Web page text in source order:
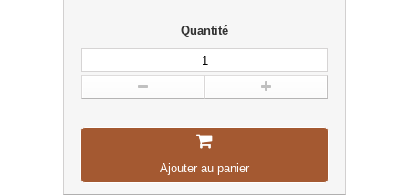
Quantité
Ajouter au panier